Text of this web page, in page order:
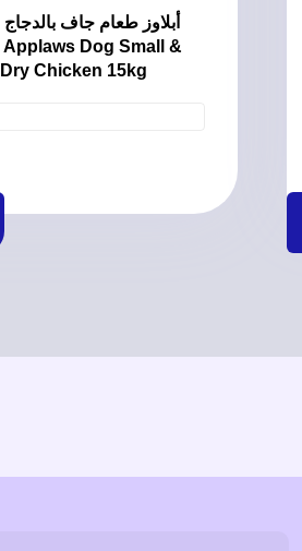
أبلاوز طعام جاف
Chicken 15kg